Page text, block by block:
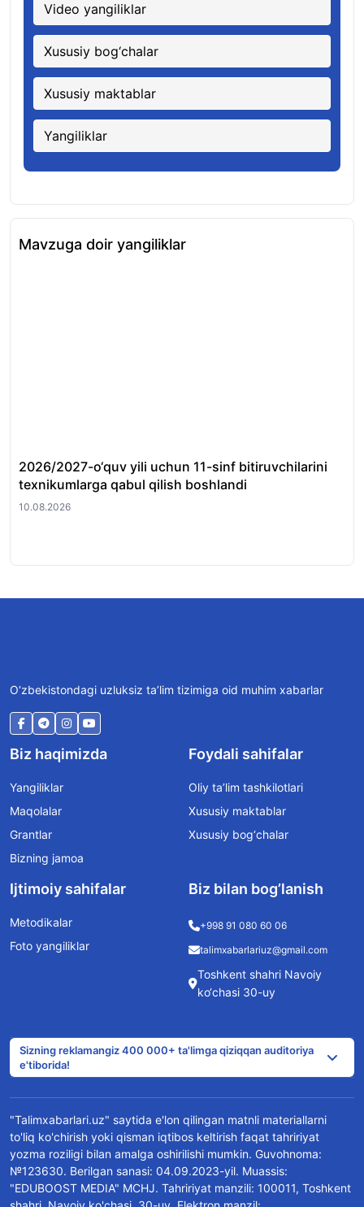
Video yangiliklar
Xususiy bog‘chalar
Xususiy maktablar
Yangiliklar
Mavzuga doir yangiliklar
2026/2027-o‘quv yili uchun 11-sinf bitiruvchilarini
texnikumlarga qabul qilish boshlandi
10.08.2026
O‘zbekistondagi uzluksiz ta’lim tizimiga oid muhim xabarlar
Biz haqimizda
Yangiliklar
Maqolalar
Grantlar
Bizning jamoa
Foydali sahifalar
Oliy ta’lim tashkilotlari
Xususiy maktablar
Xususiy bog‘chalar
Ijtimoiy sahifalar
Metodikalar
Foto yangiliklar
Biz bilan bog’lanish
+998 91 080 60 06
talimxabarlariuz@gmail.com
Toshkent shahri Navoiy
ko‘chasi 30-uy
Sizning reklamangiz 400 000+ ta'limga qiziqqan auditoriya
e'tiborida!
"Talimxabarlari.uz" saytida e'lon qilingan matnli materiallarni
to'liq ko'chirish yoki qisman iqtibos keltirish faqat tahririyat
yozma roziligi bilan amalga oshirilishi mumkin. Guvohnoma:
№123630. Berilgan sanasi: 04.09.2023-yil. Muassis:
"EDUBOOST MEDIA" MCHJ. Tahririyat manzili: 100011, Toshkent